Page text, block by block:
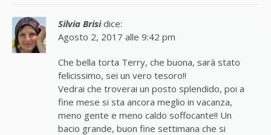
Silvia Brisi dice:
Agosto 2, 2017 alle 9:42 pm
Che bella torta Terry, che buona, sarà stato
felicissimo, sei un vero tesoro!!
Vedrai che troverai un posto splendido, poi a
fine mese si sta ancora meglio in vacanza,
meno gente e meno caldo soffocante!! Un
bacio grande, buon fine settimana che si